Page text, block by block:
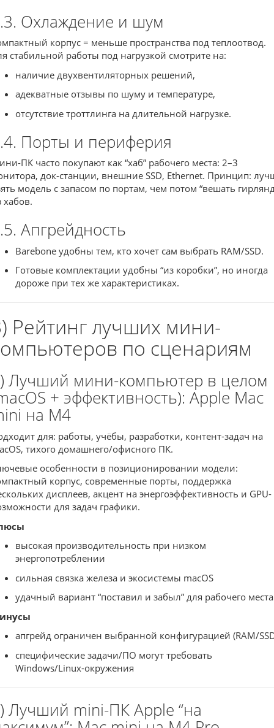
Охлаждение и шум
корпус = меньше пространства под теплоотвод.
стабильной работы под нагрузкой смотрите на:
наличие двухвентиляторных решений,
адекватные отзывы по шуму и температуре,
отсутствие троттлинга на длительной нагрузке.
Порты и периферия
ПК часто покупают как “хаб” рабочего места: 2–3
док-станции, внешние SSD, Ethernet. Принцип:
модель с запасом по портам, чем потом “вешать
хабов.
Апгрейдность
Barebone удобны тем, кто хочет сам выбрать RAM/SSD.
Готовые комплектации удобны “из коробки”, но иногда
дороже при тех же характеристиках.
Рейтинг лучших мини-
по сценариям
Лучший мини-компьютер в целом
+ эффективность): Apple Mac
на M4
для: работы, учёбы, разработки, контент-задач на
тихого домашнего/офисного ПК.
особенности в позиционировании модели:
корпус, современные порты, поддержка
дисплеев, акцент на энергоэффективность и GPU-
для задач графики.
высокая производительность при низком
энергопотреблении
сильная связка железа и экосистемы macOS
удачный вариант “поставил и забыл” для рабочего места
апгрейд ограничен выбранной конфигурацией (RAM/
специфические задачи/ПО могут требовать
Windows/Linux-окружения
Лучший mini-ПК Apple “на